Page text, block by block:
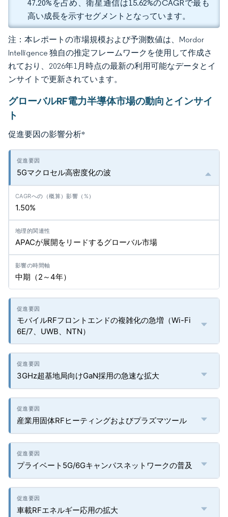
47.20%を占め、衛星通信は15.62%のCAGRで最も
高い成長を示すセグメントとなっています。
注：本レポートの市場規模および予測数値は、Mordor
Intelligence 独自の推定フレームワークを使用して作成さ
れており、2026年1月時点の最新の利用可能なデータとイ
ンサイトで更新されています。
グローバルRF電力半導体市場の動向とインサイ
ト
促進要因の影響分析*
5Gマクロセル高密度化の波
1.50%
APACが展開をリードするグローバル市場
中期（2～4年）
モバイルRFフロントエンドの複雑化の急増（Wi-Fi
6E/7、UWB、NTN）
3GHz超基地局向けGaN採用の急速な拡大
産業用固体RFヒーティングおよびプラズマツール
プライベート5G/6Gキャンパスネットワークの普及
車載RFエネルギー応用の拡大